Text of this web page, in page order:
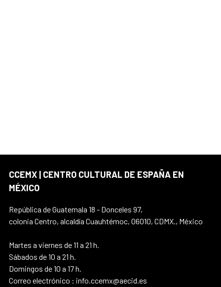
CCEMX | CENTRO CULTURAL DE ESPAÑA EN
MÉXICO
República de Guatemala 18 - Donceles 97,
colonia Centro, alcaldía Cuauhtémoc, 06010, CDMX., México
Martes a viernes de 11 a 21 h.
Sábados de 10 a 21 h.
Domingos de 10 a 17 h.
Correo electrónico : info.ccemx@aecid.es